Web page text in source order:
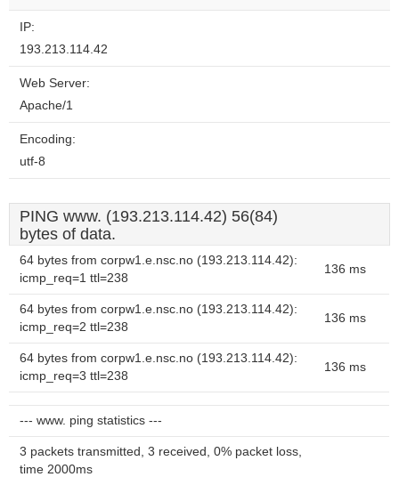
IP:
193.213.114.42
Web Server:
Apache/1
Encoding:
utf-8
PING www. (193.213.114.42) 56(84)
bytes of data.
64 bytes from corpw1.e.nsc.no (193.213.114.42):
icmp_req=1 ttl=238
136 ms
64 bytes from corpw1.e.nsc.no (193.213.114.42):
icmp_req=2 ttl=238
136 ms
64 bytes from corpw1.e.nsc.no (193.213.114.42):
icmp_req=3 ttl=238
136 ms
--- www. ping statistics ---
3 packets transmitted, 3 received, 0% packet loss,
time 2000ms